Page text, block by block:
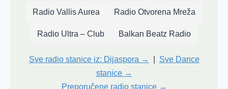
Radio Vallis Aurea Radio Otvorena Mreža
Radio Ultra – Club Balkan Beatz Radio
Sve radio stanice iz: Dijaspora →
Sve Dance
stanice →
Preporučene radio stanice →